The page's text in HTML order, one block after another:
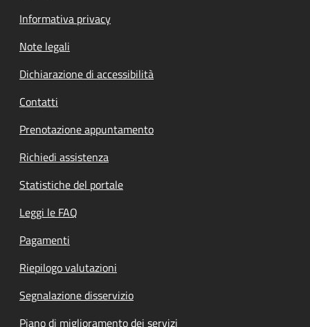
Informativa privacy
Note legali
Dichiarazione di accessibilità
Contatti
Prenotazione appuntamento
Richiedi assistenza
Statistiche del portale
Leggi le FAQ
Pagamenti
Riepilogo valutazioni
Segnalazione disservizio
Piano di miglioramento dei servizi